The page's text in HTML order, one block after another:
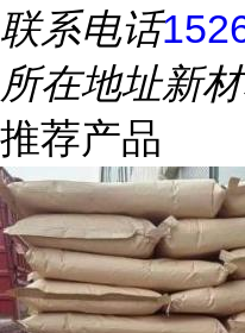
联系电话
所在地址新
推荐产品